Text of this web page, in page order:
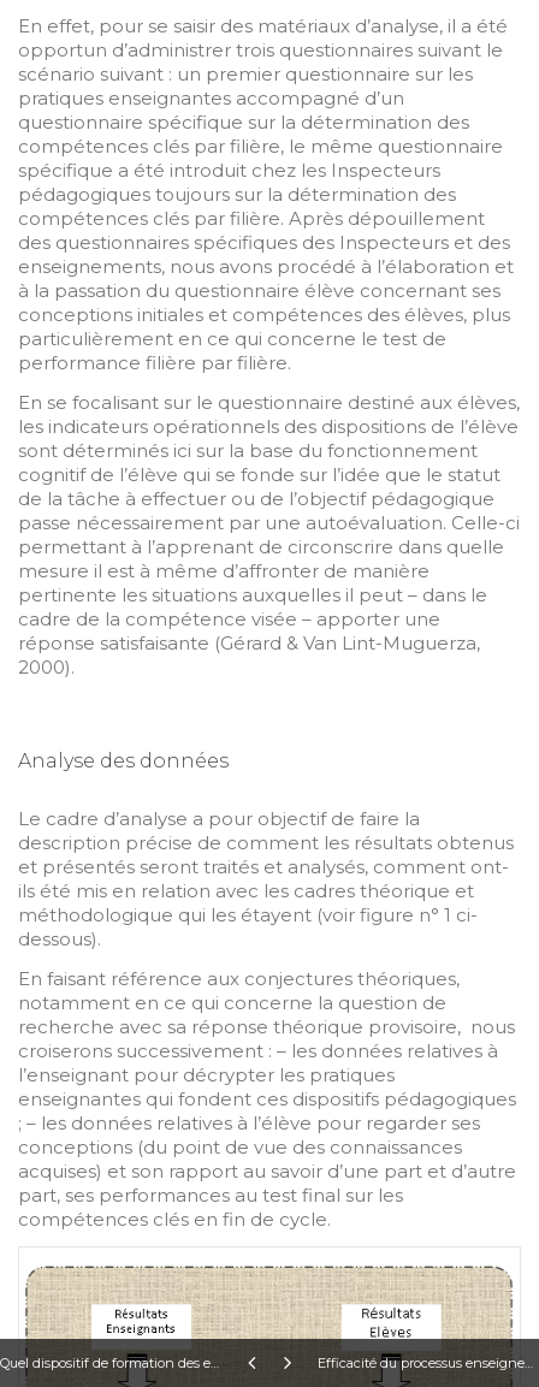
En effet, pour se saisir des matériaux d’analyse, il a été
opportun d’administrer trois questionnaires suivant le
scénario suivant : un premier questionnaire sur les
pratiques enseignantes accompagné d’un
questionnaire spécifique sur la détermination des
compétences clés par filière, le même questionnaire
spécifique a été introduit chez les Inspecteurs
pédagogiques toujours sur la détermination des
compétences clés par filière. Après dépouillement
des questionnaires spécifiques des Inspecteurs et des
enseignements, nous avons procédé à l’élaboration et
à la passation du questionnaire élève concernant ses
conceptions initiales et compétences des élèves, plus
particulièrement en ce qui concerne le test de
performance filière par filière.
En se focalisant sur le questionnaire destiné aux élèves,
les indicateurs opérationnels des dispositions de l’élève
sont déterminés ici sur la base du fonctionnement
cognitif de l’élève qui se fonde sur l’idée que le statut
de la tâche à effectuer ou de l’objectif pédagogique
passe nécessairement par une autoévaluation. Celle-ci
permettant à l’apprenant de circonscrire dans quelle
mesure il est à même d’affronter de manière
pertinente les situations auxquelles il peut – dans le
cadre de la compétence visée – apporter une
réponse satisfaisante (Gérard & Van Lint-Muguerza,
2000).
Analyse des données
Le cadre d’analyse a pour objectif de faire la
description précise de comment les résultats obtenus
et présentés seront traités et analysés, comment ont-
ils été mis en relation avec les cadres théorique et
méthodologique qui les étayent (voir figure n° 1 ci-
dessous).
En faisant référence aux conjectures théoriques,
notamment en ce qui concerne la question de
recherche avec sa réponse théorique provisoire, nous
croiserons successivement : – les données relatives à
l’enseignant pour décrypter les pratiques
enseignantes qui fondent ces dispositifs pédagogiques
; – les données relatives à l’élève pour regarder ses
conceptions (du point de vue des connaissances
acquises) et son rapport au savoir d’une part et d’autre
part, ses performances au test final sur les
compétences clés en fin de cycle.
Quel dispositif de formation des enseignants à la pratique de la classe inversée ? Cas des enseignants d’histoire-géographie et éducation à la citoyenneté de l’ouest-cameroun Bernard Dadié Masse bdamache2008@yahoo.fr Efficacité du processus enseignement-apprentissage de connaissances scientifiques et technologiques « complexes » Yakhoub Ndiaye yakhoub.ndiaye@etu.univ-amu.fr Jean-François Hérold, jean-francois.herold@univ-amu.fr Patrice Laisney, patrice.laisney@univ-amu.fr